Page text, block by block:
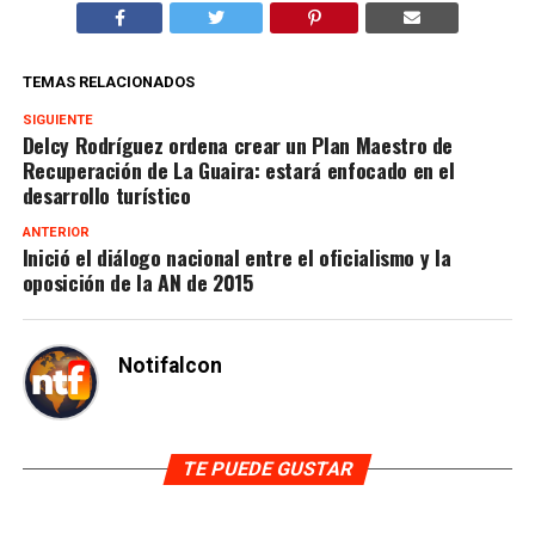
TEMAS RELACIONADOS
SIGUIENTE
Delcy Rodríguez ordena crear un Plan Maestro de
Recuperación de La Guaira: estará enfocado en el
desarrollo turístico
ANTERIOR
Inició el diálogo nacional entre el oficialismo y la
oposición de la AN de 2015
Notifalcon
TE PUEDE GUSTAR